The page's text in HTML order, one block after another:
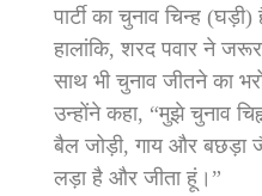
पार्टी का चुनाव चिन्ह
हालांकि, शरद पवार ने
साथ भी चुनाव जीतने का
उन्होंने कहा, “मुझे चुनाव
बैल जोड़ी, गाय और बछड़ा
लड़ा है और जीता हूं।”